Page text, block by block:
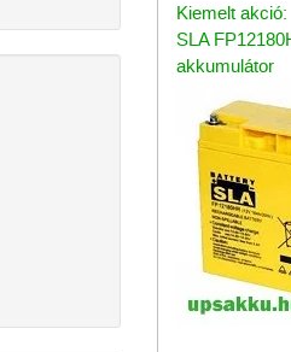
Kiemelt akció:
SLA
akkumulátor